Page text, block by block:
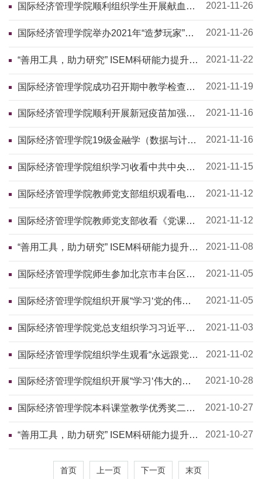
国际经济管理学院顺利组织学生开展献血活
动
2021-11-26
国际经济管理学院举办2021年“造梦玩家”迎
新晚会
2021-11-26
“善用工具，助力研究” ISEM科研能力提升系
列讲座第三场——Matlab培训课程
2021-11-22
国际经济管理学院成功召开期中教学检查学
委及教师座谈会
2021-11-19
国际经济管理学院顺利开展新冠疫苗加强针
接种
2021-11-16
国际经济管理学院19级金融学（数据与计量
分析）2班荣获校级“十佳班集体”荣誉称号
2021-11-16
国际经济管理学院组织学习收看中共中央党
的十九届六中全会精神新闻发布会
2021-11-15
国际经济管理学院教师党支部组织观看电影
《长津湖》
2021-11-12
国际经济管理学院教师党支部收看《党课开
讲啦》
2021-11-12
“善用工具，助力研究” ISEM科研能力提升系
列讲座第二场——LaTeX培训课程
2021-11-08
国际经济管理学院师生参加北京市丰台区人
大代表换届选举投票
2021-11-05
国际经济管理学院组织开展“学习‘党的伟大
成就’”主题活动
2021-11-05
国际经济管理学院党总支组织学习习近平总
书记在陕西榆林考察期间重要讲话精神
2021-11-03
国际经济管理学院组织学生观看“永远跟党
走”百姓宣讲团节目
2021-11-02
国际经济管理学院组织开展“学习‘伟大的建
党精神’”主题活动
2021-10-28
国际经济管理学院本科课堂教学优秀奖二等
奖——获奖教师经验分享
2021-10-27
“善用工具，助力研究” ISEM科研能力提升系
列讲座第一场——STATA培训课程
2021-10-27
首页 上一页 下一页 末页